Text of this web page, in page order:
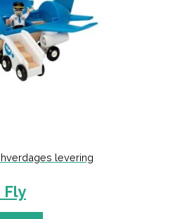
hverdages levering
Fly